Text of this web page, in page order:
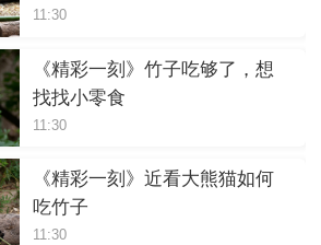
11:30
《精彩一刻》竹子吃够了，想
找找小零食
11:30
《精彩一刻》近看大熊猫如何
吃竹子
11:30